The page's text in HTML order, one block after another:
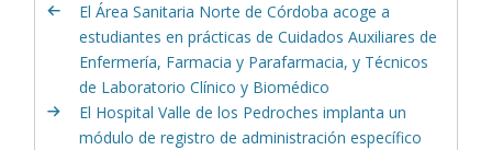
El Área Sanitaria Norte de Córdoba acoge a
estudiantes en prácticas de Cuidados Auxiliares de
Enfermería, Farmacia y Parafarmacia, y Técnicos
de Laboratorio Clínico y Biomédico
El Hospital Valle de los Pedroches implanta un
módulo de registro de administración específico